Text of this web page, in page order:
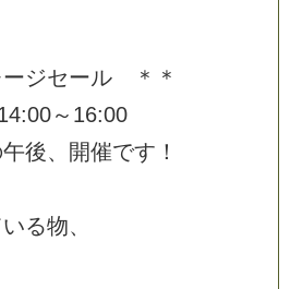
ージセール ＊ ＊
4:00～ 16:00
午後、 開催です ！
いる物、